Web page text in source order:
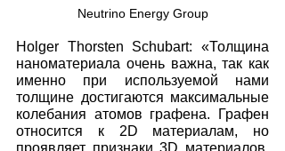
Neutrino Energy Group
Holger Thorsten Schubart: «Толщина
наноматериала очень важна, так как
именно при используемой нами
толщине достигаются максимальные
колебания атомов графена. Графен
относится к 2D материалам, но
проявляет признаки 3D материалов.